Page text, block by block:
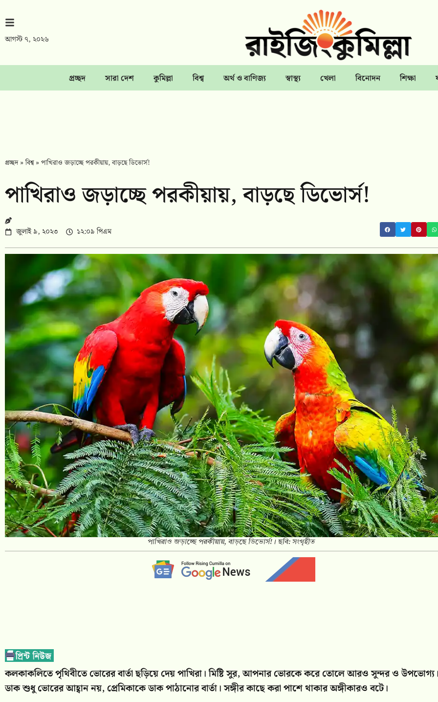
আগস্ট ৭, ২০২৬
প্রচ্ছদ সারা দেশ কুমিল্লা বিশ্ব অর্থ ও বাণিজ্য স্বাস্থ্য খেলা বিনোদন শিক্ষা
প্রচ্ছদ»বিশ্ব»পাখিরাও জড়াচ্ছে পরকীয়ায়, বাড়ছে ডিভোর্স!
পাখিরাও জড়াচ্ছে পরকীয়ায়, বাড়ছে ডিভোর্স!
জুলাই ৯, ২০২৩ ১২:০৯ পিএম
পাখিরাও জড়াচ্ছে পরকীয়ায়, বাড়ছে ডিভোর্স!। ছবি: সংগৃহীত
কলকাকলিতে পৃথিবীতে ভোরের বার্তা ছড়িয়ে দেয় পাখিরা। মিষ্টি সুর, আপনার ভোরকে করে তোলে আরও সুন্দর ও
ডাক শুধু ভোরের আহ্বান নয়, প্রেমিকাকে ডাক পাঠানোর বার্তা। সঙ্গীর কাছে করা পাশে থাকার অঙ্গীকারও বটে।